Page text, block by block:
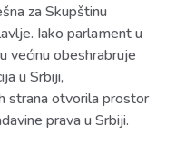
za Skupštinu
Iako parlament u
većinu obeshrabruje
u Srbiji,
strana otvorila prostor
prava u Srbiji.